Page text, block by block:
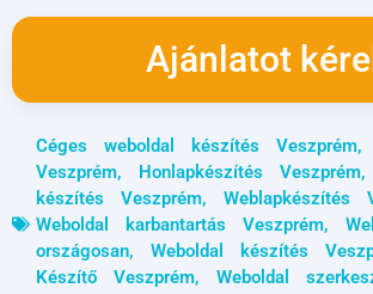
Ajánlatot
Céges weboldal készítés Veszprém,
Veszprém, Honlapkészítés Veszprém,
készítés Veszprém, Weblapkészítés
Weboldal karbantartás Veszprém,
országosan, Weboldal készítés
Készítő Veszprém, Weboldal